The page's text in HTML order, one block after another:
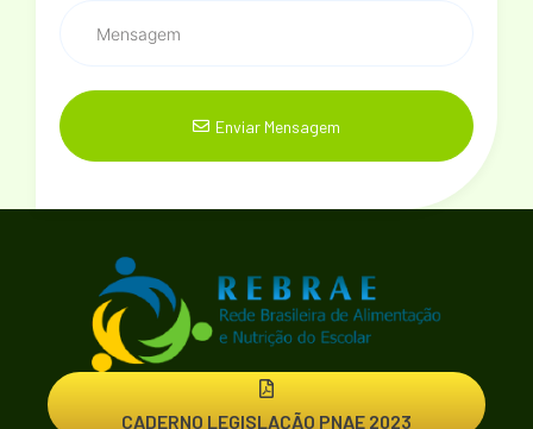
Enviar Mensagem
CADERNO LEGISLAÇÃO PNAE 2023